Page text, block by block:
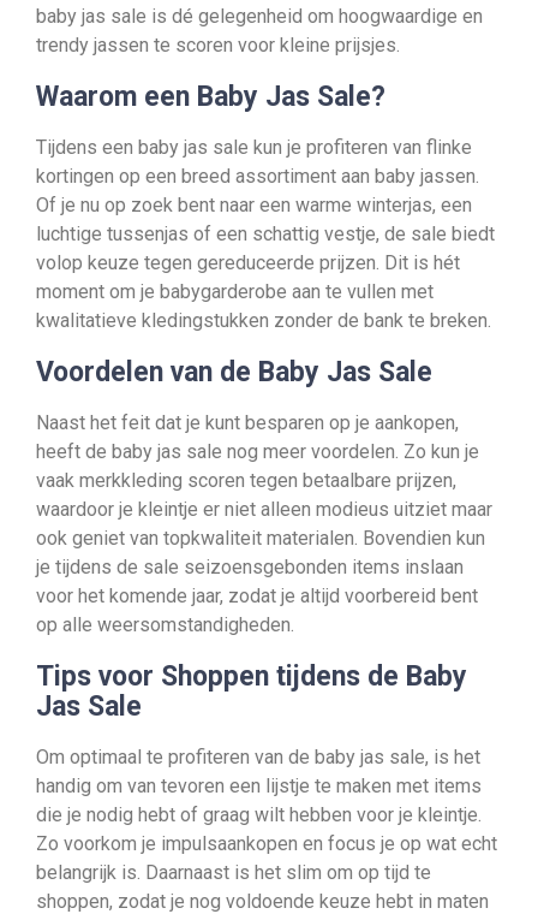
baby jas sale is dé gelegenheid om hoogwaardige en
trendy jassen te scoren voor kleine prijsjes.
Waarom een Baby Jas Sale?
Tijdens een baby jas sale kun je profiteren van flinke
kortingen op een breed assortiment aan baby jassen.
Of je nu op zoek bent naar een warme winterjas, een
luchtige tussenjas of een schattig vestje, de sale biedt
volop keuze tegen gereduceerde prijzen. Dit is hét
moment om je babygarderobe aan te vullen met
kwalitatieve kledingstukken zonder de bank te breken.
Voordelen van de Baby Jas Sale
Naast het feit dat je kunt besparen op je aankopen,
heeft de baby jas sale nog meer voordelen. Zo kun je
vaak merkkleding scoren tegen betaalbare prijzen,
waardoor je kleintje er niet alleen modieus uitziet maar
ook geniet van topkwaliteit materialen. Bovendien kun
je tijdens de sale seizoensgebonden items inslaan
voor het komende jaar, zodat je altijd voorbereid bent
op alle weersomstandigheden.
Tips voor Shoppen tijdens de Baby
Jas Sale
Om optimaal te profiteren van de baby jas sale, is het
handig om van tevoren een lijstje te maken met items
die je nodig hebt of graag wilt hebben voor je kleintje.
Zo voorkom je impulsaankopen en focus je op wat echt
belangrijk is. Daarnaast is het slim om op tijd te
shoppen, zodat je nog voldoende keuze hebt in maten